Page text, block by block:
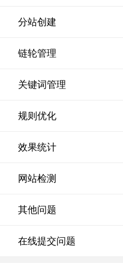
分站创建
链轮管理
关键词管理
规则优化
效果统计
网站检测
其他问题
在线提交问题